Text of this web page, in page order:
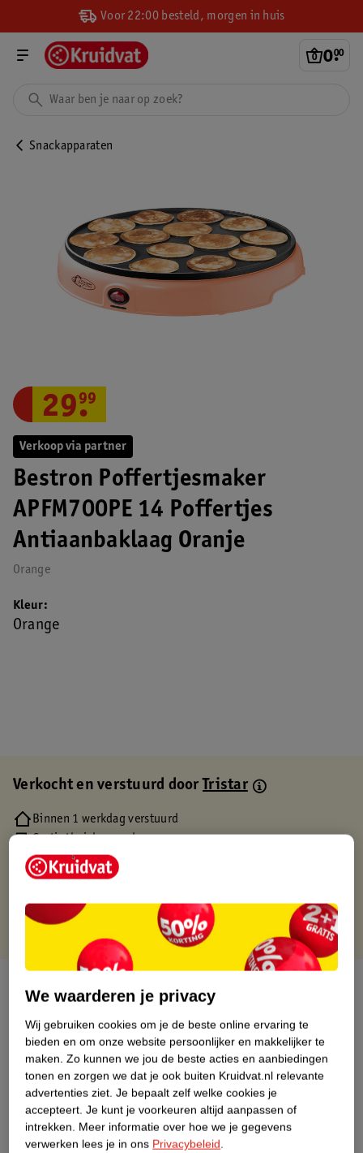
Voor 22:00 besteld, morgen in huis
0.
00
Snackapparaten
Verkoop via partner
Bestron Poffertjesmaker
APFM700PE 14 Poffertjes
Antiaanbaklaag Oranje
Orange
29.
99
Kleur
Orange
Verkocht en verstuurd doorTristar
Binnen 1 werkdag verstuurd
Gratis thuisbezorgd
Gratis retourneren via verkooppartner.
Gratis punten met je Kruidvat kaart
Over dit product
Productinformatie
Etiketinformatie
Nature Impact Score
Dit product heeft (nog) geen Nature
We waarderen je privacy
Wij gebruiken cookies om je de beste online ervaring te
bieden en om onze website persoonlijker en makkelijker te
maken. Zo kunnen we jou de beste acties en aanbiedingen
tonen en zorgen we dat je ook buiten Kruidvat.nl relevante
advertenties ziet. Je bepaalt zelf welke cookies je
accepteert. Je kunt je voorkeuren altijd aanpassen of
intrekken. Meer informatie over hoe we je gegevens
verwerken lees je in ons Privacybeleid.